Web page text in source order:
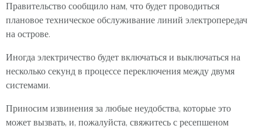
Правительство сообщило нам, что будет проводиться
плановое техническое обслуживание линий электропередач
на острове.
Иногда электричество будет включаться и выключаться на
несколько секунд в процессе переключения между двумя
системами.
Приносим извинения за любые неудобства, которые это
может вызвать, и, пожалуйста, свяжитесь с ресепшеном